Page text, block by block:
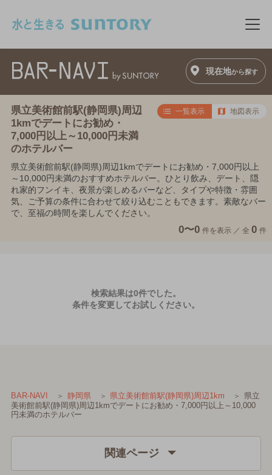
メ
現在地から探す
県立美術館前駅(静岡県)周辺
1kmでデートにお勧め・
7,000円以上～10,000円未満
のホテルバー
一覧表示 地図表示
県立美術館前駅(静岡県)周辺1kmでデートにお勧め・7,000円以上
～10,000円未満のおすすめホテルバー。ひとり飲み、デート、隠
れ家的フンイキ、夜景が楽しめるバーなど、タイプや特徴・雰囲
気、ご予算の条件に合わせて絞り込むこともできます。素敵なバー
で、至福の時間を楽しんでください。
0〜0 件を表示 ／ 全 0 件
検索結果は0件でした。
条件を変更してお試しください。
BAR-NAVI 静岡県 県立美術館前駅(静岡県)周辺1km
県立
美術館前駅(静岡県)周辺1kmでデートにお勧め・7,000円以上～10,000
円未満のホテルバー
関連ページ